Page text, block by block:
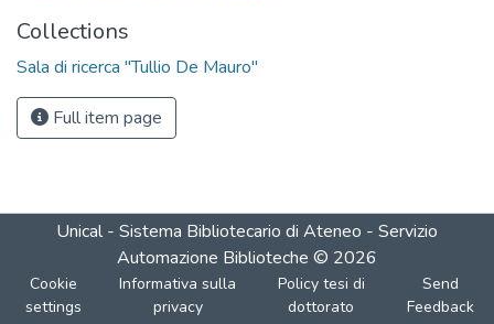
Collections
Sala di ricerca "Tullio De Mauro"
Full item page
Unical - Sistema Bibliotecario di Ateneo - Servizio
Automazione Biblioteche © 2026
Cookie
settings
Informativa sulla
privacy
Policy tesi di
dottorato
Send
Feedback